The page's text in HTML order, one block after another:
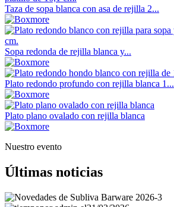
Taza de sopa blanca con asa de rejilla 2...
Sopa redonda de rejilla blanca y...
Plato redondo profundo con rejilla blanca 1...
Plato plano ovalado con rejilla blanca
Nuestro evento
Últimas noticias